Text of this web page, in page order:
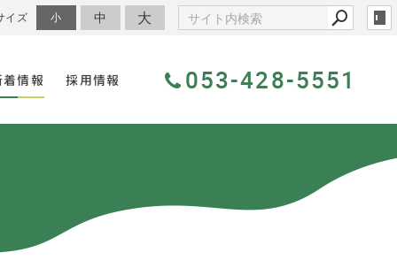
イズ 小 中 大
着情報 採用情報 053-428-5551